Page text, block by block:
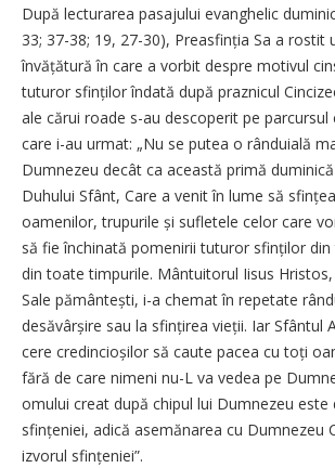
După lecturarea pasajului evanghelic
33; 37-38; 19, 27-30), Preasfinția Sa a rostit
învățătură în care a vorbit despre motivul
tuturor sfinților îndată după praznicul
ale cărui roade s-au descoperit pe parcursul
care i-au urmat: „Nu se putea o rânduială
Dumnezeu decât ca această primă
Duhului Sfânt, Care a venit în lume să
oamenilor, trupurile și sufletele celor care
să fie închinată pomenirii tuturor sfinților
din toate timpurile. Mântuitorul Iisus
Sale pământești, i-a chemat în repetate
desăvârșire sau la sfințirea vieții. Iar Sfântul
cere credincioșilor să caute pacea cu toți
fără de care nimeni nu-L va vedea pe
omului creat după chipul lui Dumnezeu este
sfințeniei, adică asemănarea cu Dumnezeu
izvorul sfințeniei”.